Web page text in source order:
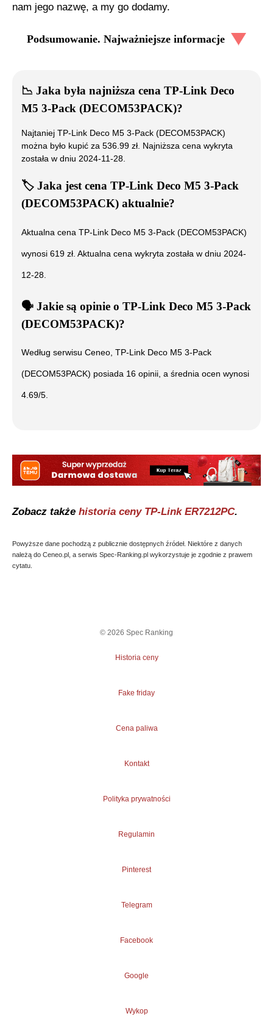
nam jego nazwę, a my go dodamy.
Podsumowanie. Najważniejsze informacje
📉 Jaka była najniższa cena TP-Link Deco
M5 3-Pack (DECOM53PACK)?
Najtaniej TP-Link Deco M5 3-Pack (DECOM53PACK)
można było kupić za 536.99 zł. Najniższa cena wykryta
została w dniu 2024-11-28
🏷️ Jaka jest cena TP-Link Deco M5 3-Pack
(DECOM53PACK) aktualnie?
Aktualna cena TP-Link Deco M5 3-Pack (DECOM53PACK)
wynosi 619 zł. Aktualna cena wykryta została w dniu 2024-
12-28
🗣️ ️ Jakie są opinie o TP-Link Deco M5 3-Pack
(DECOM53PACK)?
Według serwisu Ceneo, TP-Link Deco M5 3-Pack
(DECOM53PACK) posiada 16 opinii, a średnia ocen wynosi
4.69/5.
Zobacz także historia ceny TP-Link ER7212PC.
Powyższe dane pochodzą z publicznie dostępnych źródeł. Niektóre z danych
należą do Ceneo.pl, a serwis Spec-Ranking.pl wykorzystuje je zgodnie z prawem
cytatu.
© 2026 Spec Ranking
Historia ceny
Fake friday
Cena paliwa
Kontakt
Polityka prywatności
Regulamin
Pinterest
Telegram
Facebook
Google
Wykop